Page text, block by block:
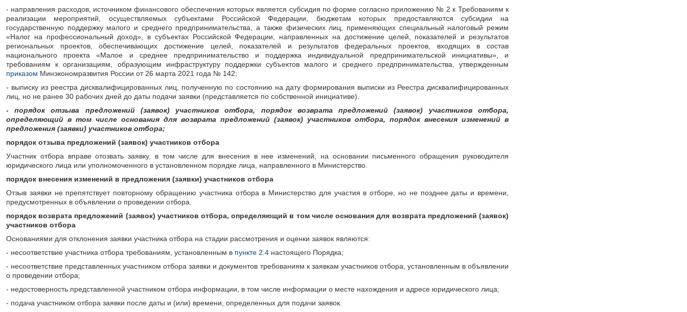
- направления расходов, источником финансового обеспечения которых является субсидия по форме согласно приложению № 2 к Требованиям к
реализации мероприятий, осуществляемых субъектами Российской Федерации, бюджетам которых предоставляются субсидии на
государственную поддержку малого и среднего предпринимательства, а также физических лиц, применяющих специальный налоговый режим
«Налог на профессиональный доход», в субъектах Российской Федерации, направленных на достижение целей, показателей и результатов
региональных проектов, обеспечивающих достижение целей, показателей и результатов федеральных проектов, входящих в состав
национального проекта «Малое и среднее предпринимательство и поддержка индивидуальной предпринимательской инициативы», и
требованиям к организациям, образующим инфраструктуру поддержки субъектов малого и среднего предпринимательства, утвержденным
приказом Минэкономразвития России от 26 марта 2021 года № 142;
- выписку из реестра дисквалифицированных лиц, полученную по состоянию на дату формирования выписки из Реестра дисквалифицированных
лиц, но не ранее 30 рабочих дней до даты подачи заявки (представляется по собственной инициативе).
- порядок отзыва предложений (заявок) участников отбора, порядок возврата предложений (заявок) участников отбора,
определяющий в том числе основания для возврата предложений (заявок) участников отбора, порядок внесения изменений в
предложения (заявки) участников отбора;
порядок отзыва предложений (заявок) участников отбора
Участник отбора вправе отозвать заявку, в том числе для внесения в нее изменений, на основании письменного обращения руководителя
юридического лица или уполномоченного в установленном порядке лица, направленного в Министерство.
порядок внесения изменений в предложения (заявки) участников отбора
Отзыв заявки не препятствует повторному обращению участника отбора в Министерство для участия в отборе, но не позднее даты и времени,
предусмотренных в объявлении о проведении отбора.
порядок возврата предложений (заявок) участников отбора, определяющий в том числе основания для возврата предложений (заявок)
участников отбора
Основаниями для отклонения заявки участника отбора на стадии рассмотрения и оценки заявок являются:
- несоответствие участника отбора требованиям, установленным в пункте 2.4 настоящего Порядка;
- несоответствие представленных участником отбора заявки и документов требованиям к заявкам участников отбора, установленным в объявлении
о проведении отбора;
- недостоверность представленной участником отбора информации, в том числе информации о месте нахождения и адресе юридического лица;
- подача участником отбора заявки после даты и (или) времени, определенных для подачи заявок.